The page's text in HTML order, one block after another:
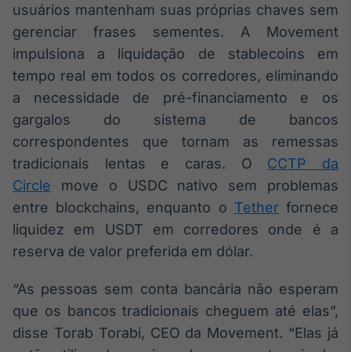
Tokenização
de ativos
Crédito
Em breve
usuários mantenham suas próprias chaves sem
gerenciar frases sementes. A Movement
impulsiona a liquidação de stablecoins em
tempo real em todos os corredores, eliminando
a necessidade de pré-financiamento e os
gargalos do sistema de bancos
correspondentes que tornam as remessas
tradicionais lentas e caras. O CCTP da
Circle move o USDC nativo sem problemas
entre blockchains, enquanto o Tetherfornece
liquidez em USDT em corredores onde é a
reserva de valor preferida em dólar.
“As pessoas sem conta bancária não esperam
que os bancos tradicionais cheguem até elas”,
disse Torab Torabi, CEO da Movement. “Elas já